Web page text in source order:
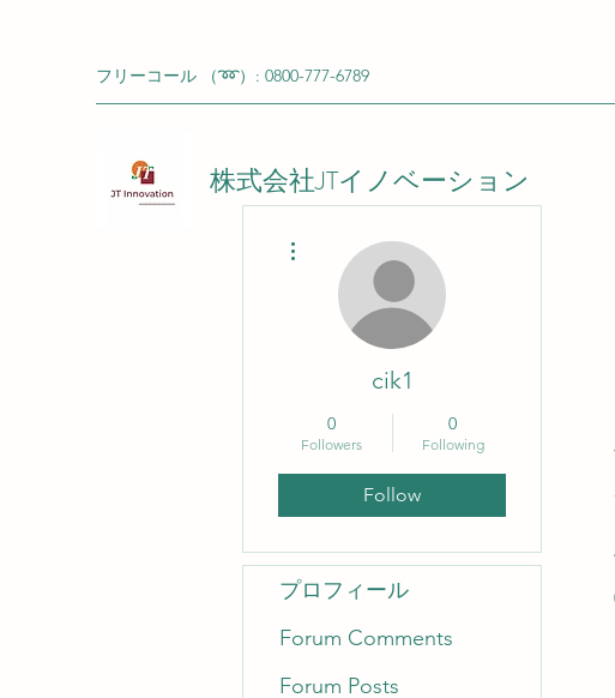
フリーコール （➿）: 0800-777-6789
株式会社JTイノベーション
cik1
0
Followers
0
Following
Follow
プロフィール
Forum Comments
Forum Posts